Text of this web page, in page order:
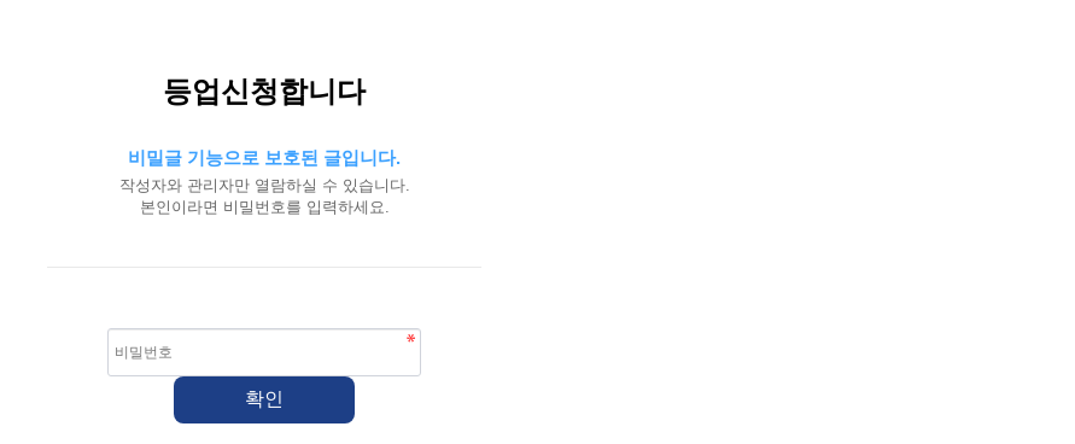
등업신청합니다
비밀글 기능으로 보호된 글입니다.
작성자와 관리자만 열람하실 수 있습니다.
본인이라면 비밀번호를 입력하세요.